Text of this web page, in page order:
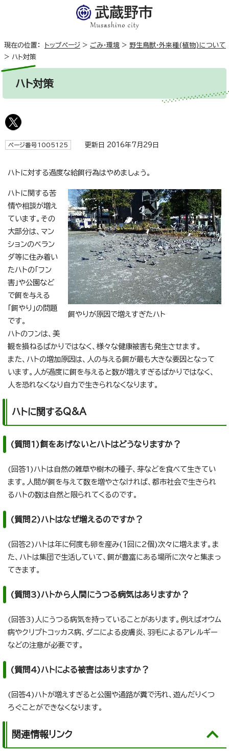
現在の位置： トップページ > ごみ・環境 > 野生鳥獣・外来種(植物)について
> ハト対策
ハト対策
ページ番号1005125 更新日 2016年7月29日
ハトに対する過度な給餌行為はやめましょう。
餌やりが原因で増えすぎたハト
ハトに関する苦
情や相談が増え
ています。その
大部分は、マン
ションのベラン
ダ等に住み着い
たハトの「フン
害」や公園など
で餌を与える
「餌やり」の問題
です。
ハトのフンは、美
観を損ねるばかりではなく、様々な健康被害も発生させます。
また、ハトの増加原因は、人の与える餌が最も大きな要因となって
います。人が過度に餌を与えると数が増えすぎるばかりではなく、
人を恐れなくなり自力で生きられなくなります。
ハトに関するQ&A
(質問1)餌をあげないとハトはどうなりますか？
(回答1)ハトは自然の雑草や樹木の種子、芽などを食べて生きてい
ます。人間が餌を与えて数を増やさなければ、都市社会で生きられ
るハトの数は自然と限られてくるのです。
(質問2)ハトはなぜ増えるのですか？
(回答2)ハトは年に何度も卵を産み(1回に2個)次々に増えます。ま
た、ハトは集団で生活していて、餌が豊富にある場所に次々と集まっ
てきます。
(質問3)ハトから人間にうつる病気はありますか？
(回答3)人にうつる病気を持っていることがあります。例えばオウム
病やクリプトコッカス病、ダニによる皮膚炎、羽毛によるアレルギー
などの注意が必要です。
(質問4)ハトによる被害はありますか？
(回答4)ハトが増えすぎると公園や通路が糞で汚れ、遊んだりくつ
ろぐことができなくなります。
関連情報リンク